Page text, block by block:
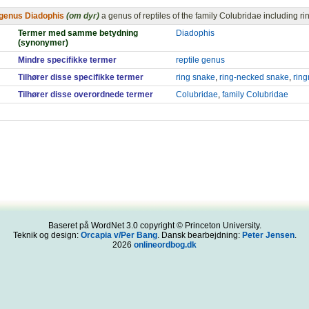
Diadophis (om dyr) a genus of reptiles of the family Colubridae including
Termer med samme betydning
(synonymer)
Diadophis
Mindre specifikke termer
reptile genus
Tilhører disse specifikke termer
ring snake, ring-necked snake,
Tilhører disse overordnede termer
Colubridae, family Colubridae
Baseret på WordNet 3.0 copyright © Princeton University.
Teknik og design: Orcapia v/Per Bang. Dansk bearbejdning: Peter Jensen.
2026 onlineordbog.dk